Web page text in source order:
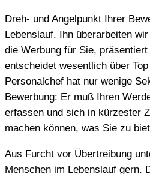
Dreh- und Angelpunkt Ihrer
Lebenslauf. Ihn überarbeiten
die Werbung für Sie,
entscheidet wesentlich über
Personalchef hat nur wenige
Bewerbung: Er muß Ihren
erfassen und sich in kürzester
machen können, was Sie zu
Aus Furcht vor Übertreibung
Menschen im Lebenslauf gern.